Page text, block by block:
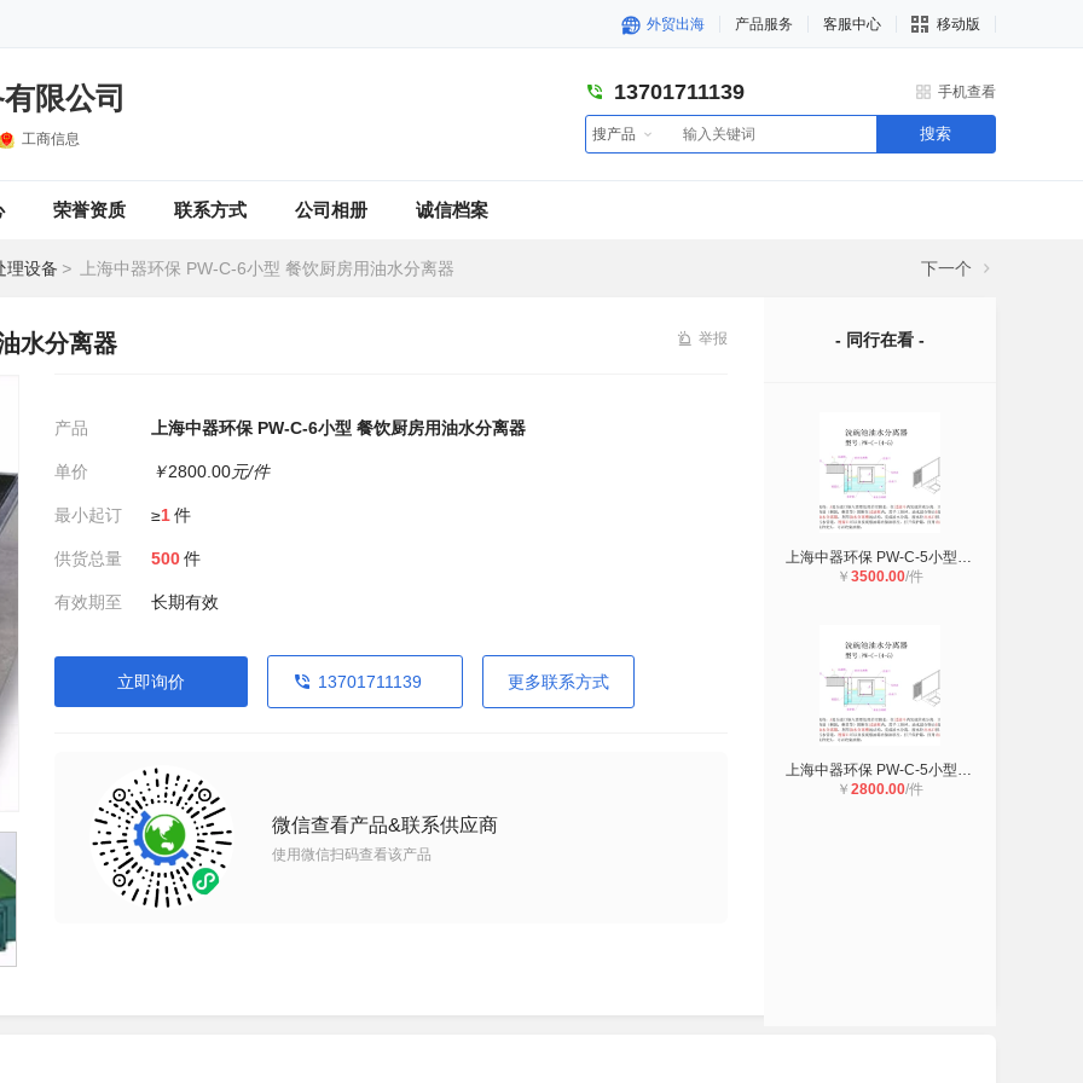
外贸出海 产品服务 客服中心 移动版
限公司
工商信息
13701711139 手机查看
搜产品 搜索
荣誉资质 联系方式 公司相册 诚信档案
理设备 > 上海中器环保 PW-C-6小型 餐饮厨房用油水分离器 下一个
水分离器 举报
产品 上海中器环保 PW-C-6小型 餐饮厨房用油水分离器
单价 ￥2800.00元/件
最小起订 ≥1件
供货总量 500件
有效期至 长期有效
立即询价 13701711139 更多联系方式
微信查看产品&联系供应商
使用微信扫码查看该产品
- 同行在看 -
上海中器环保 PW-C-5小型松江油水分
￥ 3500.00/件
上海中器环保 PW-C-5小型 餐饮厨房用
￥ 2800.00/件